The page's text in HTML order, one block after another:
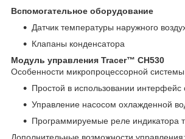
Вспомогательное оборудование
Датчик температуры наружного
Клапаны конденсатора
Модуль управления Tracer™ CH530
Особенности микропроцессорной
Простой в использовании интерфейс
Управление насосом охлажденной
Программируемые реле индикатора
Дополнительные возможности управления: